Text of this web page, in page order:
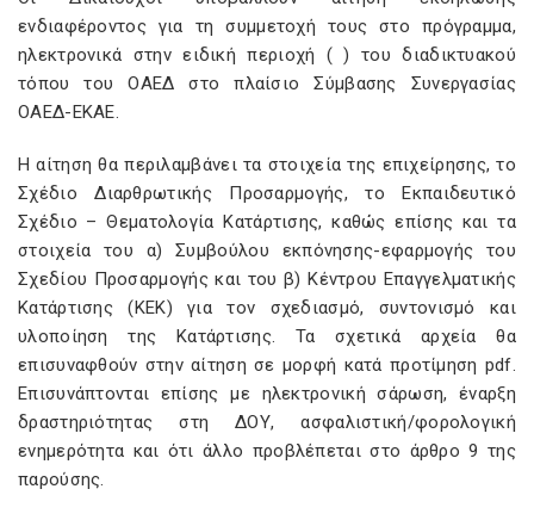
ενδιαφέροντος για τη συμμετοχή τους στο πρόγραμμα,
ηλεκτρονικά στην ειδική περιοχή ( ) του διαδικτυακού
τόπου του ΟΑΕΔ στο πλαίσιο Σύμβασης Συνεργασίας
ΟΑΕΔ-ΕΚΑΕ.
Η αίτηση θα περιλαμβάνει τα στοιχεία της επιχείρησης, το
Σχέδιο Διαρθρωτικής Προσαρμογής, το Εκπαιδευτικό
Σχέδιο – Θεματολογία Κατάρτισης, καθώς επίσης και τα
στοιχεία του α) Συμβούλου εκπόνησης-εφαρμογής του
Σχεδίου Προσαρμογής και του β) Κέντρου Επαγγελματικής
Κατάρτισης (ΚΕΚ) για τον σχεδιασμό, συντονισμό και
υλοποίηση της Κατάρτισης. Τα σχετικά αρχεία θα
επισυναφθούν στην αίτηση σε μορφή κατά προτίμηση pdf.
Επισυνάπτονται επίσης με ηλεκτρονική σάρωση, έναρξη
δραστηριότητας στη ΔΟΥ, ασφαλιστική/φορολογική
ενημερότητα και ότι άλλο προβλέπεται στο άρθρο 9 της
παρούσης.